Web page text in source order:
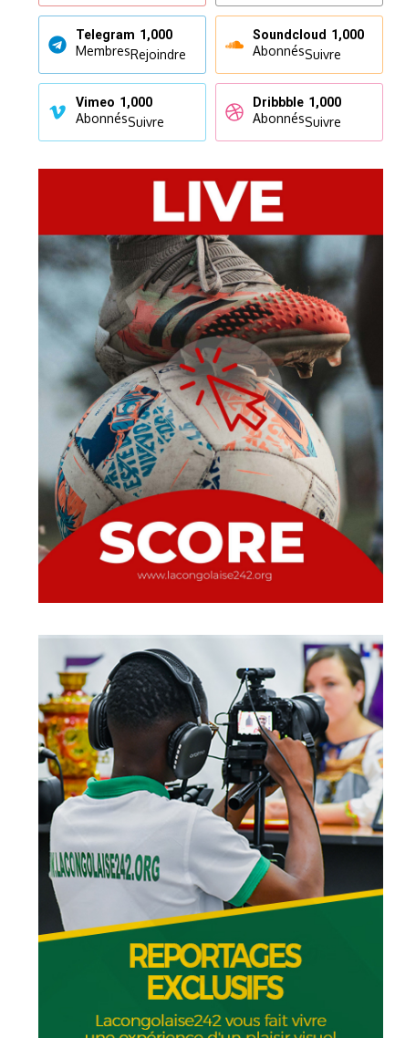
Telegram 1,000
MembresRejoindre
Soundcloud 1,000
AbonnésSuivre
Vimeo 1,000
AbonnésSuivre
Dribbble 1,000
AbonnésSuivre